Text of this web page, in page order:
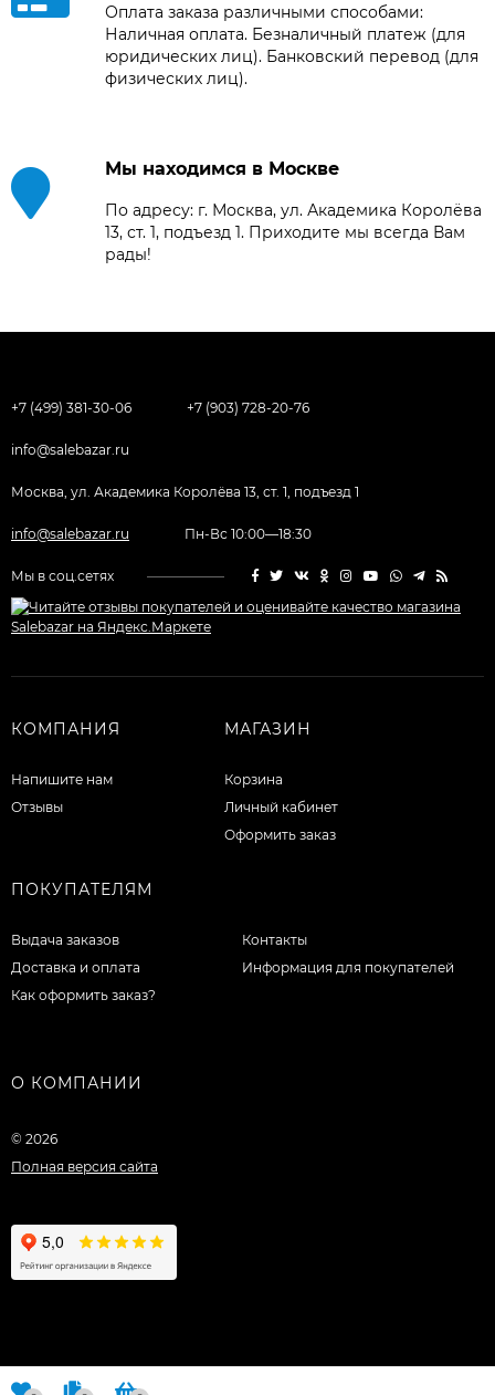
Оплата заказа различными способами:
Наличная оплата. Безналичный платеж (для
юридических лиц). Банковский перевод (для
физических лиц).
Мы находимся в Москве
По адресу: г. Москва, ул. Академика Королёва
13, ст. 1, подъезд 1. Приходите мы всегда Вам
рады!
+7 (499) 381-30-06 +7 (903) 728-20-76
info@salebazar.ru
Москва, ул. Академика Королёва 13, ст. 1, подъезд 1
info@salebazar.ru Пн-Вс 10:00—18:30
Мы в соц.сетях
КОМПАНИЯ
Напишите нам
Отзывы
МАГАЗИН
Корзина
Личный кабинет
Оформить заказ
ПОКУПАТЕЛЯМ
Выдача заказов
Доставка и оплата
Как оформить заказ?
Контакты
Информация для покупателей
О КОМПАНИИ
© 2026
Полная версия сайта